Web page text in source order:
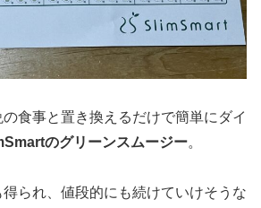
食事と置き換えるだけで簡単にダイ
のグリーンスムージー。
られ、値段的にも続けていけそうな